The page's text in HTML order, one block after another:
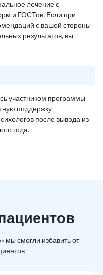
лечение с
и ГОСТов. Если при
с вашей стороны
результатов, вы
участником программы
поддержку
после вывода из
года.
мы смогли избавить от